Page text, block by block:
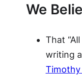
We
That
writing
Timothy